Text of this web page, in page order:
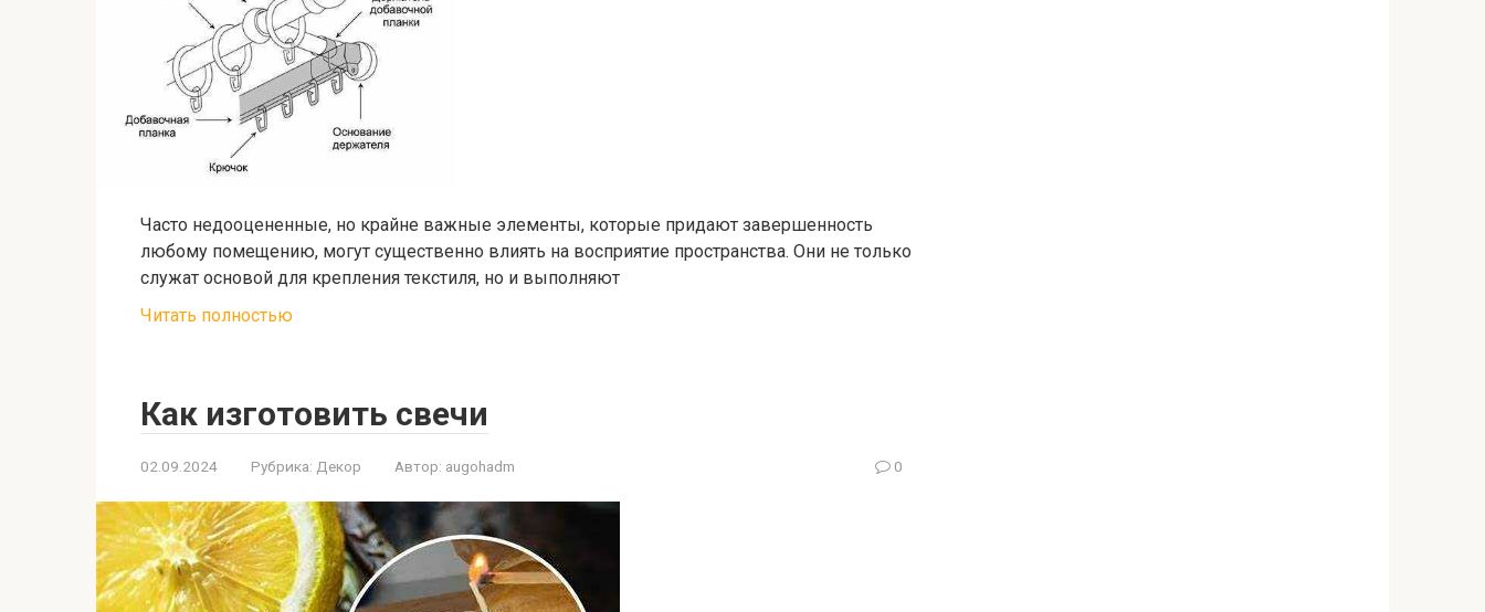
Часто недооцененные, но крайне важные элементы, которые придают завершенность
любому помещению, могут существенно влиять на восприятие пространства. Они не только
служат основой для крепления текстиля, но и выполняют
Читать полностью
Как изготовить свечи
02.09.2024 Рубрика: Декор Автор: augohadm 0